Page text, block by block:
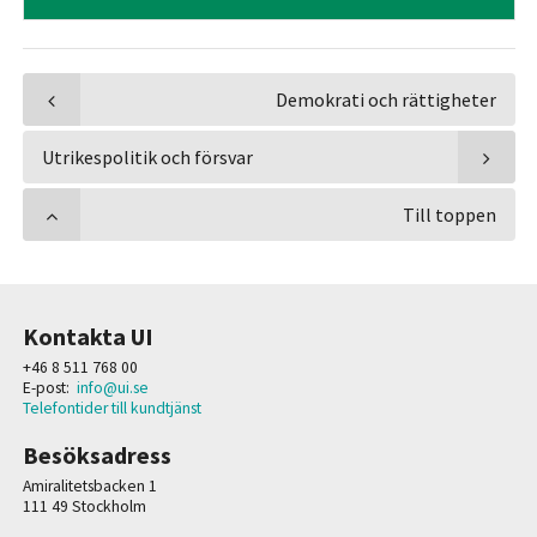
Demokrati och rättigheter
Utrikespolitik och försvar
Till toppen
Kontakta UI
+46 8 511 768 00
E-post: info@ui.se
Telefontider till kundtjänst
Besöksadress
Amiralitetsbacken 1
111 49 Stockholm